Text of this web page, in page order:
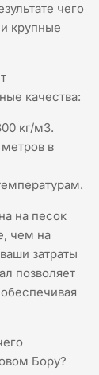
чего
крупные
качества:
кг/м3.
в
на песок
чем на
затраты
позволяет
Бору?